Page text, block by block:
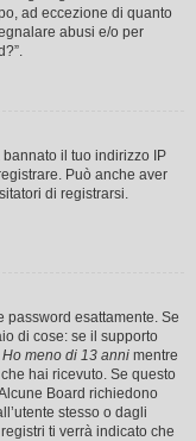
ad eccezione di quanto
abusi e/o per
il tuo indirizzo IP
Può anche aver
di registrarsi.
password esattamente. Se
di cose: se il supporto
Ho meno di 13 anni mentre
hai ricevuto. Se questo
Board richiedono
stesso o dagli
ti verrà indicato che